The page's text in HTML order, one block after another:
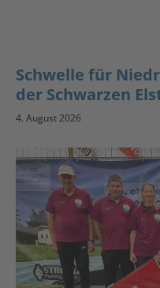
Schwelle für
der Schwarzen
4. August 2026